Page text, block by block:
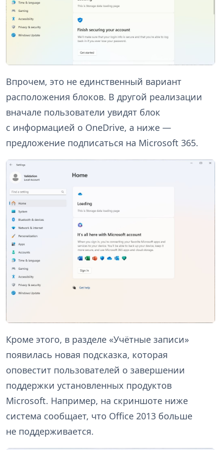
Впрочем, это не единственный вариант
расположения блоков. В другой реализации
вначале пользователи увидят блок
с информацией о OneDrive, а ниже —
предложение подписаться на Microsoft 365.
Кроме этого, в разделе «Учётные записи»
появилась новая подсказка, которая
оповестит пользователей о завершении
поддержки установленных продуктов
Microsoft. Например, на скриншоте ниже
система сообщает, что Office 2013 больше
не поддерживается.